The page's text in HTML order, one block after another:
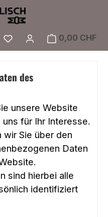
Du hast 0 Produkte
0,00 CHF
des
unsere Website
für Ihr Interesse.
wir Sie über den
Daten
sind hierbei alle
identifiziert